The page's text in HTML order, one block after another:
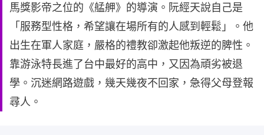
馬獎影帝之位的《艋舺》的導演。阮經天說自己是
「服務型性格，希望讓在場所有的人感到輕鬆」。他
出生在軍人家庭，嚴格的禮教卻激起他叛逆的脾性。
靠游泳特長進了台中最好的高中，又因為頑劣被退
學。沉迷網路遊戲，幾天幾夜不回家，急得父母登報
尋人。